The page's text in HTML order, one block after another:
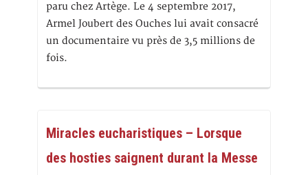
paru chez Artège. Le 4 septembre 2017,
Armel Joubert des Ouches lui avait consacré
un documentaire vu près de 3,5 millions de
fois.
Miracles eucharistiques – Lorsque
des hosties saignent durant la Messe